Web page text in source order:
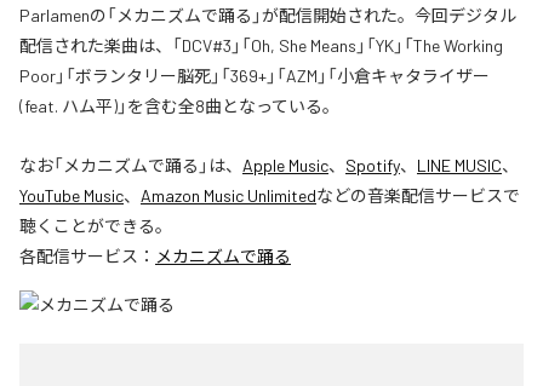
Parlamenの「メカニズムで踊る」が配信開始された。今回デジタル
配信された楽曲は、「DCV#3」「Oh, She Means」「YK」「The Working
Poor」「ボランタリー脳死」「369+」「AZM」「小倉キャタライザー
(feat. ハム平)」を含む全8曲となっている。
なお「メカニズムで踊る 」は、 Apple Music、 Spotify、 LINE MUSIC、
YouTube Music、 Amazon Music Unlimitedなどの音楽配信サービスで
聴くことができる。
各配信サービス： メカニズムで踊る